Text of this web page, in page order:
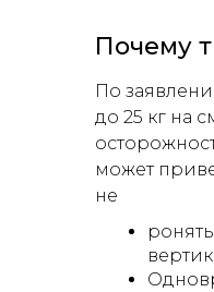
Почему
По
до 25 кг на
может
не